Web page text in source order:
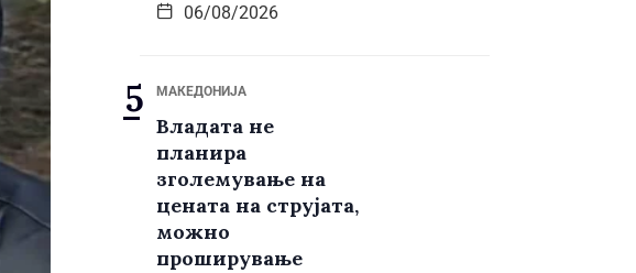
06/08/2026
МАКЕДОНИЈА
Владата не
планира
зголемување на
цената на струјата,
можно
проширување